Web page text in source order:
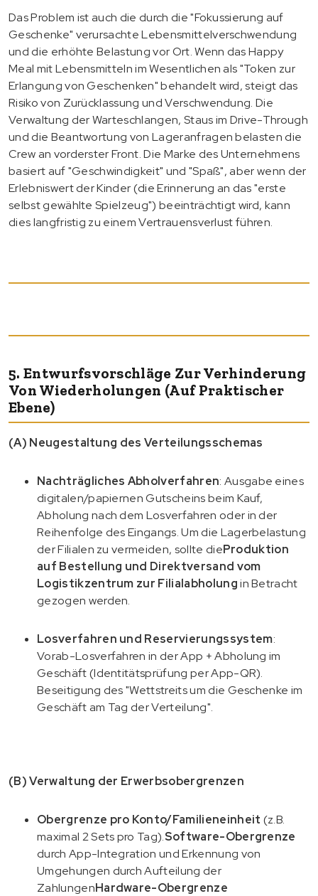
Das Problem ist auch die durch die "Fokussierung auf
Geschenke" verursachte Lebensmittelverschwendung
und die erhöhte Belastung vor Ort. Wenn das Happy
Meal mit Lebensmitteln im Wesentlichen als "Token zur
Erlangung von Geschenken" behandelt wird, steigt das
Risiko von Zurücklassung und Verschwendung. Die
Verwaltung der Warteschlangen, Staus im Drive-Through
und die Beantwortung von Lageranfragen belasten die
Crew an vorderster Front. Die Marke des Unternehmens
basiert auf "Geschwindigkeit" und "Spaß", aber wenn der
Erlebniswert der Kinder (die Erinnerung an das "erste
selbst gewählte Spielzeug") beeinträchtigt wird, kann
dies langfristig zu einem Vertrauensverlust führen.
5. Entwurfsvorschläge Zur Verhinderung
Von Wiederholungen (auf Praktischer
Ebene)
(A) Neugestaltung des Verteilungsschemas
Nachträgliches Abholverfahren: Ausgabe eines
digitalen/papiernen Gutscheins beim Kauf,
Abholung nach dem Losverfahren oder in der
Reihenfolge des Eingangs. Um die Lagerbelastung
der Filialen zu vermeiden, sollte dieProduktion
auf Bestellung und Direktversand vom
Logistikzentrum zur Filialabholungin Betracht
gezogen werden.
Losverfahren und Reservierungssystem:
Vorab-Losverfahren in der App + Abholung im
Geschäft (Identitätsprüfung per App-QR).
Beseitigung des "Wettstreits um die Geschenke im
Geschäft am Tag der Verteilung".
(B) Verwaltung der Erwerbsobergrenzen
Obergrenze pro Konto/Familieneinheit (z.B.
maximal 2 Sets pro Tag).Software-Obergrenze
durch App-Integration und Erkennung von
Umgehungen durch Aufteilung der
ZahlungenHardware-Obergrenze